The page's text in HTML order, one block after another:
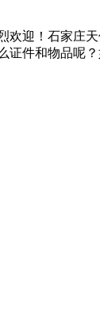
迎！石家庄
证件和物品呢？